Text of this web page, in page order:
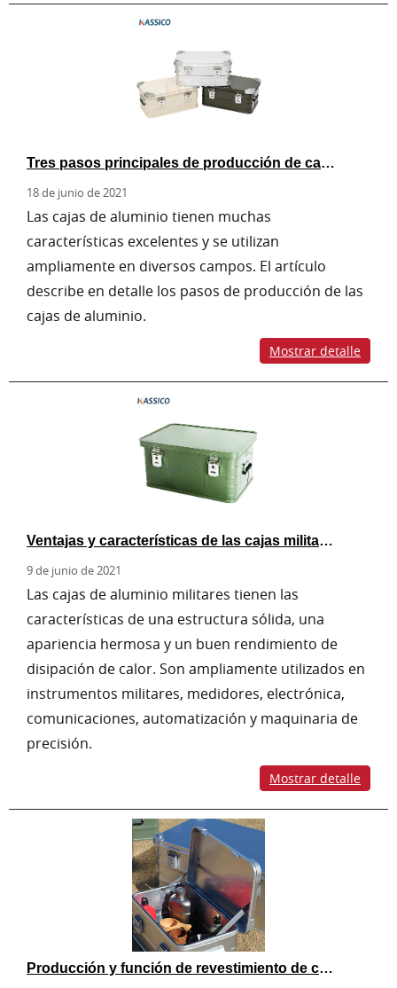
Tres pasos principales de producción de caja de aluminio.
18 de junio de 2021
Las cajas de aluminio tienen muchas
características excelentes y se utilizan
ampliamente en diversos campos. El artículo
describe en detalle los pasos de producción de las
cajas de aluminio.
Mostrar detalle
Ventajas y características de las cajas militares de aluminio.
9 de junio de 2021
Las cajas de aluminio militares tienen las
características de una estructura sólida, una
apariencia hermosa y un buen rendimiento de
disipación de calor. Son ampliamente utilizados en
instrumentos militares, medidores, electrónica,
comunicaciones, automatización y maquinaria de
precisión.
Mostrar detalle
Producción y función de revestimiento de cajas de aluminio.